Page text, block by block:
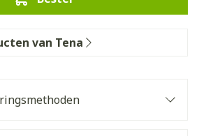
van Tena